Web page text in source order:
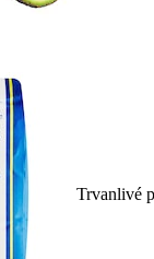
Trvanlivé